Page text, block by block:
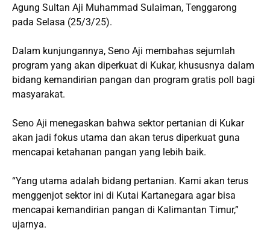
Agung Sultan Aji Muhammad Sulaiman, Tenggarong
pada Selasa (25/3/25).
Dalam kunjungannya, Seno Aji membahas sejumlah
program yang akan diperkuat di Kukar, khususnya dalam
bidang kemandirian pangan dan program gratis poll bagi
masyarakat.
Seno Aji menegaskan bahwa sektor pertanian di Kukar
akan jadi fokus utama dan akan terus diperkuat guna
mencapai ketahanan pangan yang lebih baik.
“Yang utama adalah bidang pertanian. Kami akan terus
menggenjot sektor ini di Kutai Kartanegara agar bisa
mencapai kemandirian pangan di Kalimantan Timur,”
ujarnya.